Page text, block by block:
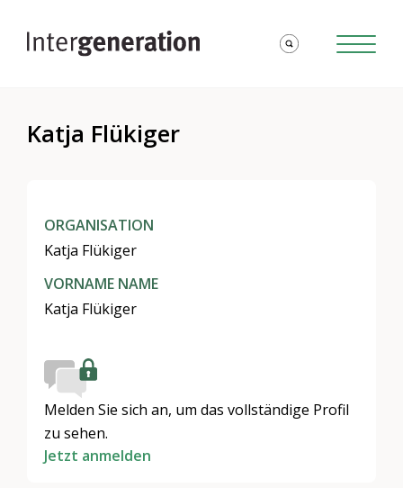
Katja Flükiger
ORGANISATION
Katja Flükiger
VORNAME NAME
Katja Flükiger
Melden Sie sich an, um das vollständige Profil
zu sehen.
Jetzt anmelden